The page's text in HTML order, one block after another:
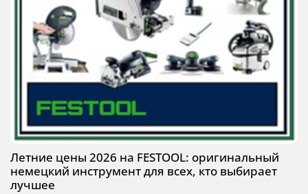
Летние цены 2026 на FESTOOL: оригинальный
немецкий инструмент для всех, кто выбирает
лучшее